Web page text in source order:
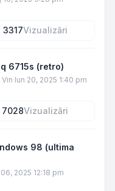
3317Vizualizări
6715s (retro)
Vin Iun 20, 2025 1:40 pm
7028Vizualizări
98 (ultima
2025 12:18 pm